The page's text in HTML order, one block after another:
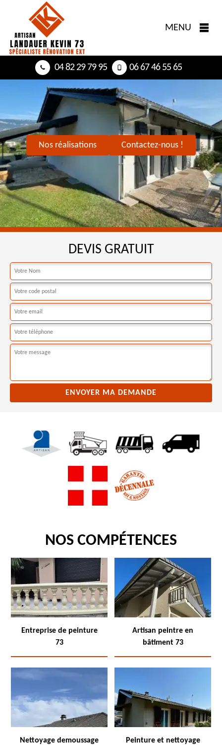
MENU
04 82 29 79 95 06 67 46 55 65
Nos réalisations Contactez-nous !
DEVIS GRATUIT
NOS COMPÉTENCES
Entreprise de peinture
73
Artisan peintre en
bâtiment 73
Nettoyage demoussage
Peinture et nettoyage